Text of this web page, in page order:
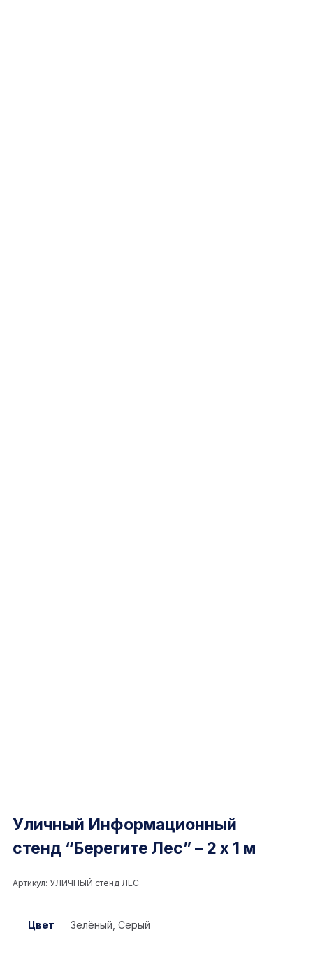
Уличный Информационный
стенд “Берегите Лес” – 2 х 1 м
Артикул: УЛИЧНЫЙ стенд ЛЕС
Цвет Зелёный, Серый